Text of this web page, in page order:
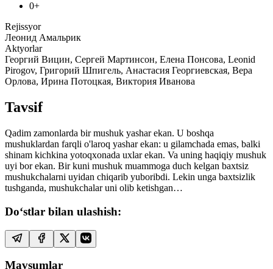
0+
Rejissyor
Леонид Амальрик
Aktyorlar
Георгий Вицин, Сергей Мартинсон, Елена Понсова, Leonid
Pirogov, Григорий Шпигель, Анастасия Георгиевская, Вера
Орлова, Ирина Потоцкая, Виктория Иванова
Tavsif
Qadim zamonlarda bir mushuk yashar ekan. U boshqa
mushuklardan farqli o'laroq yashar ekan: u gilamchada emas, balki
shinam kichkina yotoqxonada uxlar ekan. Va uning haqiqiy mushuk
uyi bor ekan. Bir kuni mushuk muammoga duch kelgan baxtsiz
mushukchalarni uyidan chiqarib yuboribdi. Lekin unga baxtsizlik
tushganda, mushukchalar uni olib ketishgan…
Do‘stlar bilan ulashish:
Mavsumlar